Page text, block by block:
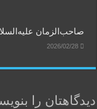
صاحب‌الزمان
2026/02/28
دیدگاهتان را